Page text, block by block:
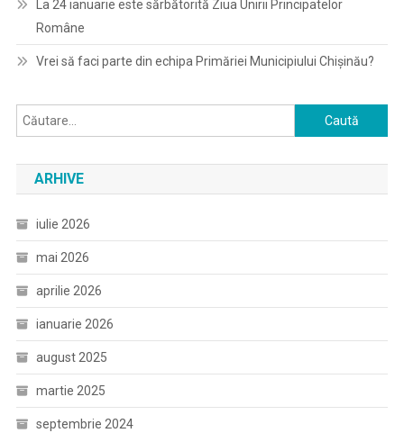
La 24 ianuarie este sărbătorită Ziua Unirii Principatelor
Române
Vrei să faci parte din echipa Primăriei Municipiului Chișinău?
Caută
după:
ARHIVE
iulie 2026
mai 2026
aprilie 2026
ianuarie 2026
august 2025
martie 2025
septembrie 2024